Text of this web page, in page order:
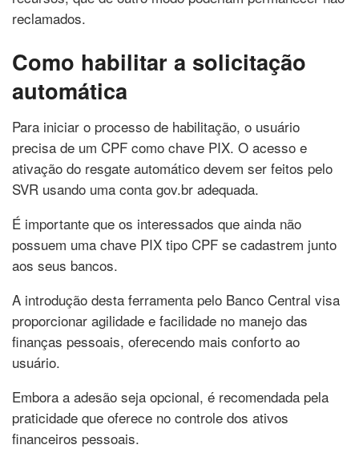
reclamados.
Como habilitar a solicitação
automática
Para iniciar o processo de habilitação, o usuário
precisa de um CPF como chave PIX. O acesso e
ativação do resgate automático devem ser feitos pelo
SVR usando uma conta gov.br adequada.
É importante que os interessados que ainda não
possuem uma chave PIX tipo CPF se cadastrem junto
aos seus bancos.
A introdução desta ferramenta pelo Banco Central visa
proporcionar agilidade e facilidade no manejo das
finanças pessoais, oferecendo mais conforto ao
usuário.
Embora a adesão seja opcional, é recomendada pela
praticidade que oferece no controle dos ativos
financeiros pessoais.